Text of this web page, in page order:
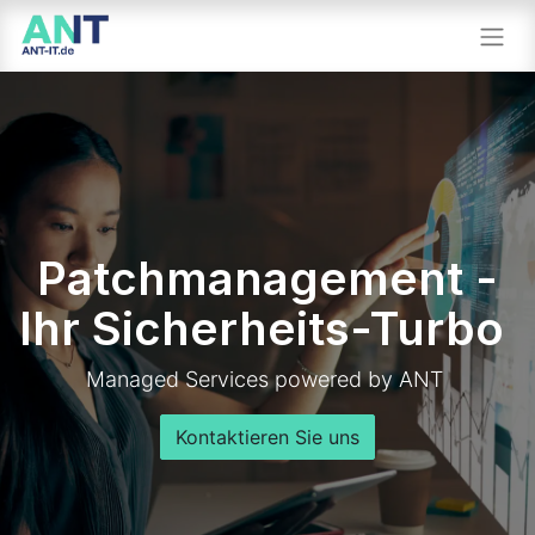
Patchmanagement -
Ihr Sicherheits-Turbo
Managed Services powered by ANT
Kontaktieren Sie uns